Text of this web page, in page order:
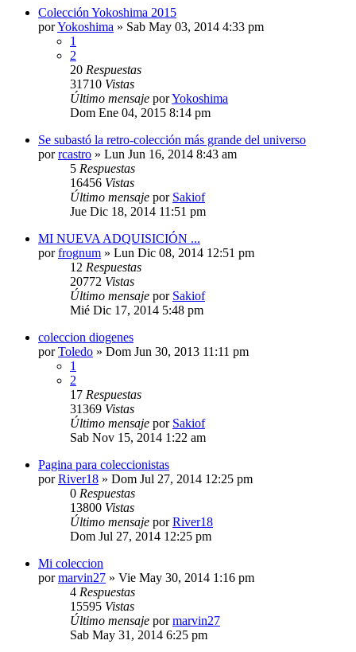
Colección Yokoshima 2015
porYokoshima » Sab May 03, 2014 4:33 pm
1
2
20 Respuestas
31710 Vistas
Último mensaje porYokoshima
Dom Ene 04, 2015 8:14 pm
Se subastó la retro-colección más grande del universo
porrcastro » Lun Jun 16, 2014 8:43 am
5 Respuestas
16456 Vistas
Último mensaje por Sakiof
Jue Dic 18, 2014 11:51 pm
MI NUEVA ADQUISICIÓN ...
porfrognum » Lun Dic 08, 2014 12:51 pm
12 Respuestas
20772 Vistas
Último mensaje por Sakiof
Mié Dic 17, 2014 5:48 pm
coleccion diogenes
porToledo » Dom Jun 30, 2013 11:11 pm
1
2
17 Respuestas
31369 Vistas
Último mensaje por Sakiof
Sab Nov 15, 2014 1:22 am
Pagina para coleccionistas
porRiver18 » Dom Jul 27, 2014 12:25 pm
0 Respuestas
13800 Vistas
Último mensaje porRiver18
Dom Jul 27, 2014 12:25 pm
Mi coleccion
pormarvin27 » Vie May 30, 2014 1:16 pm
4 Respuestas
15595 Vistas
Último mensaje pormarvin27
Sab May 31, 2014 6:25 pm